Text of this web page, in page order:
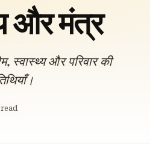
और मंत्र
स्वास्थ्य और परिवार की